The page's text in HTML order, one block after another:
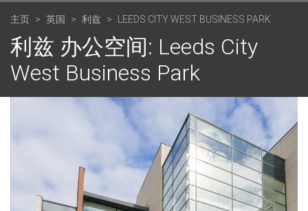
主页 英国 利兹 LEEDS CITY WEST BUSINESS PARK
利兹 办公空间: Leeds City
West Business Park